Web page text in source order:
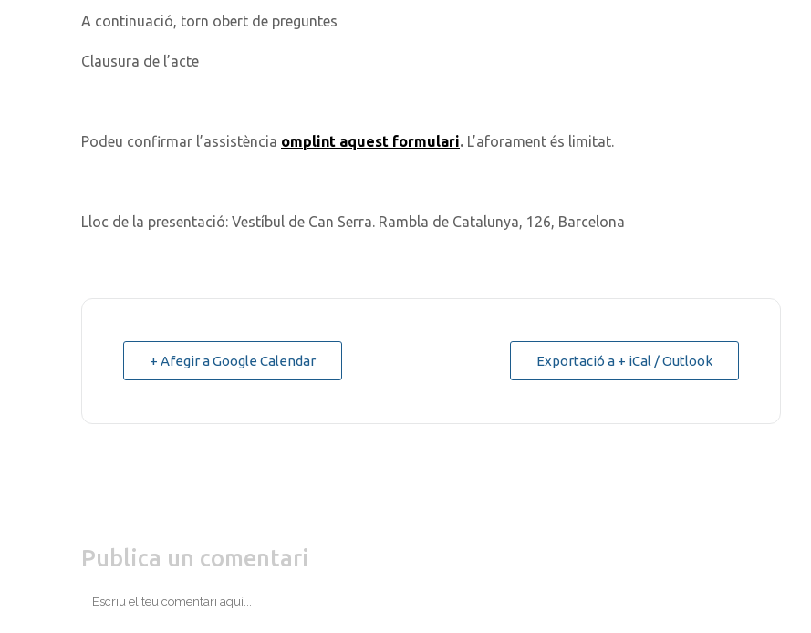
A continuació, torn obert de preguntes
Clausura de l’acte
Podeu confirmar l’assistència omplint aquest formulari. L’aforament és limitat.
Lloc de la presentació: Vestíbul de Can Serra. Rambla de Catalunya, 126, Barcelona
+ Afegir a Google Calendar Exportació a + iCal / Outlook
Publica un comentari